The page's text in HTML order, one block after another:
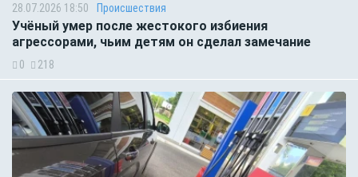
28.07.2026 18:50 Происшествия
Учёный умер после жестокого избиения
агрессорами, чьим детям он сделал замечание
0 218